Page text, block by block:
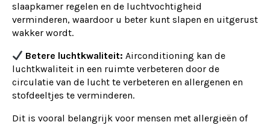
slaapkamer regelen en de luchtvochtigheid
verminderen, waardoor u beter kunt slapen en uitgerust
wakker wordt.
Betere luchtkwaliteit: Airconditioning kan de
luchtkwaliteit in een ruimte verbeteren door de
circulatie van de lucht te verbeteren en allergenen en
stofdeeltjes te verminderen.
Dit is vooral belangrijk voor mensen met allergieën of